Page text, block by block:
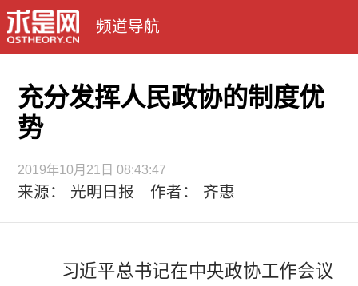
频道导航
充分发挥人民政协的制度优
势
2019年10月21日 08:43:47
来源： 光明日报 作者： 齐惠
习近平总书记在中央政协工作会议